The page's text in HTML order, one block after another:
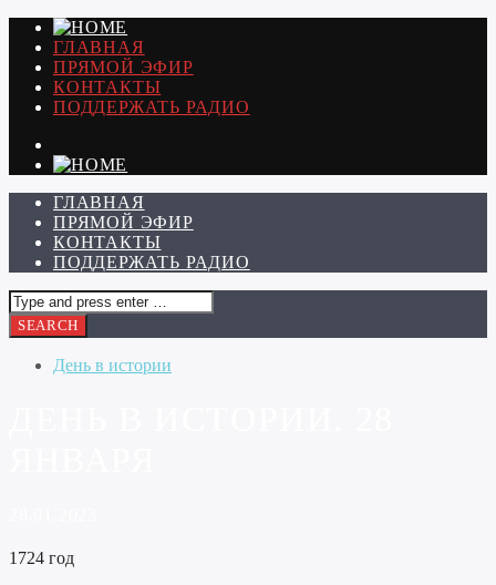
ГЛАВНАЯ
ПРЯМОЙ ЭФИР
КОНТАКТЫ
ПОДДЕРЖАТЬ РАДИО
ГЛАВНАЯ
ПРЯМОЙ ЭФИР
КОНТАКТЫ
ПОДДЕРЖАТЬ РАДИО
День в истории
1724 год